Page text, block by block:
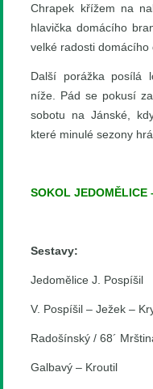
Chrapek křížem na
hlavička domácího
velké radosti domácího
Další porážka posílá
níže. Pád se pokusí
sobotu na Jánské,
které minulé sezony
SOKOL JEDOMĚLICE
Sestavy:
Jedomělice J. Pospíšil
V. Pospíšil – Ježek –
Radošínský / 68´
Galbavý – Kroutil